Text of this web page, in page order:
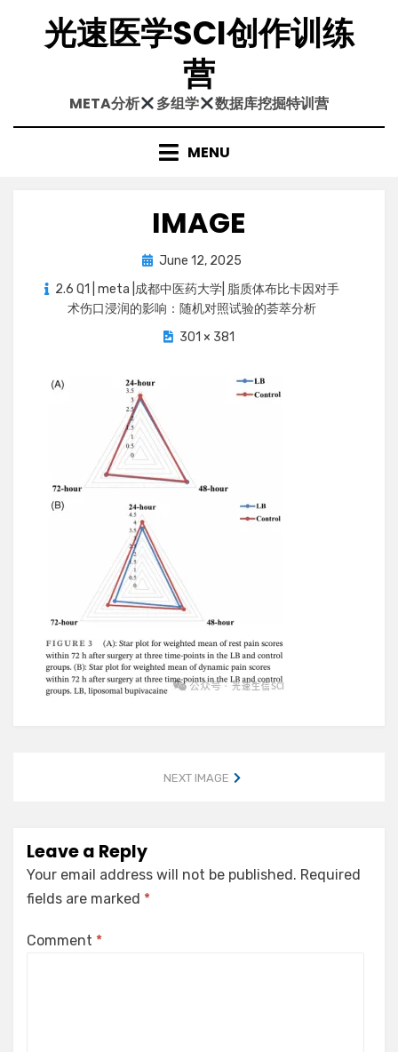
content光速医学SCI创作训练
营
META分析 多组学 数据库挖掘特训营
MENU
IMAGE
Posted
on
June 12, 2025
2.6 Q1 | meta |成都中医药大学| 脂质体布比卡因对手
术伤口浸润的影响：随机对照试验的荟萃分析
301 × 381
NEXT IMAGE
Leave a Reply
Your email address will not be published. Required
fields are marked *
Comment *